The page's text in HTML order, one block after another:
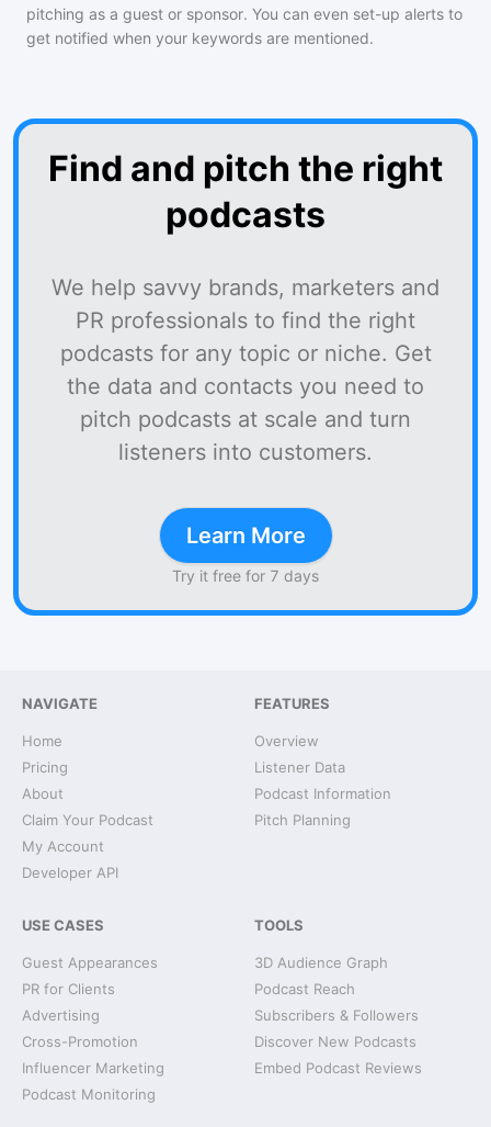
pitching as a guest or sponsor. You can even set-up alerts to
get notified when your keywords are mentioned.
Find and pitch the right
podcasts
We help savvy brands, marketers and
PR professionals to find the right
podcasts for any topic or niche. Get
the data and contacts you need to
pitch podcasts at scale and turn
listeners into customers.
Learn More
Try it free for 7 days
NAVIGATE
Home
Pricing
About
Claim Your Podcast
My Account
Developer API
FEATURES
Overview
Listener Data
Podcast Information
Pitch Planning
USE CASES
Guest Appearances
PR for Clients
Advertising
Cross-Promotion
Influencer Marketing
Podcast Monitoring
TOOLS
3D Audience Graph
Podcast Reach
Subscribers & Followers
Discover New Podcasts
Embed Podcast Reviews